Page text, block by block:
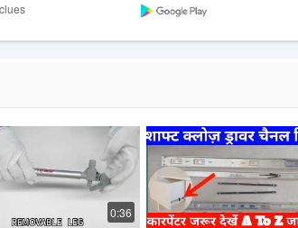
、iPhone、機能携帯電話、箱のない携帯電
ント、カメラ、ホーム＆amp;キッチンアプライア
ドウェア＆amp;衛生用品
ア、キッズアパレル、ハンドバッグ、履物
0:36